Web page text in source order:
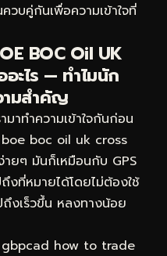
ควบคู่กันเพื่อความเข้าใจที่
BOC Oil UK
ะไร — ทำไมนัก
ามสำคัญ
มาทำความเข้าใจกันก่อน
boc oil uk cross
ายๆ มันก็เหมือนกับ GPS
ที่หมายได้โดยไม่ต้องใช้
งเร็วขึ้น หลงทางน้อย
gbpcad how to trade